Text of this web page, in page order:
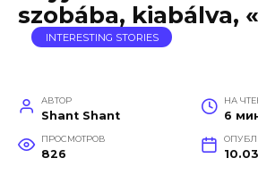
szobába, kiabálva,
INTERESTING STORIES
АВТОР
Shant Shant
НА
6
ПРОСМОТРОВ
826